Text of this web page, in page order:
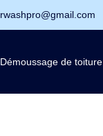
rwashpro@gmail.com
Démoussage de toiture